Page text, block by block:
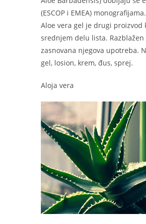
(ESCOP i EMEA) monografijama.
Aloe vera gel je drugi proizvod
srednjem delu lista.
zasnovana njegova upotreba.
gel, losion, krem, đus, sprej.
Aloja vera